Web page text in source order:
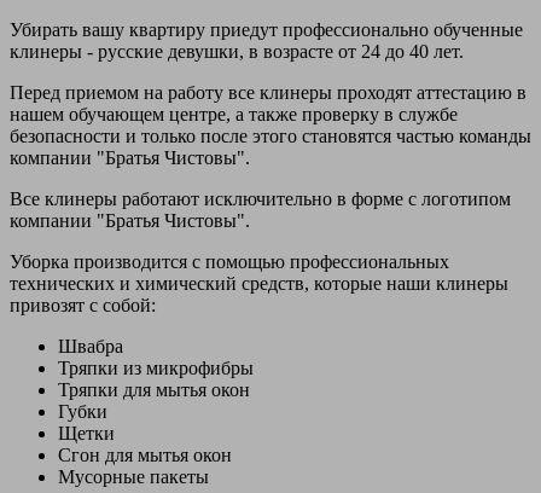
Убирать вашу квартиру приедут профессионально обученные
клинеры - русские девушки, в возрасте от 24 до 40 лет.
Перед приемом на работу все клинеры проходят аттестацию в
нашем обучающем центре, а также проверку в службе
безопасности и только после этого становятся частью команды
компании "Братья Чистовы".
Все клинеры работают исключительно в форме с логотипом
компании "Братья Чистовы".
Уборка производится с помощью профессиональных
технических и химический средств, которые наши клинеры
привозят с собой:
Швабра
Тряпки из микрофибры
Тряпки для мытья окон
Губки
Щетки
Сгон для мытья окон
Мусорные пакеты